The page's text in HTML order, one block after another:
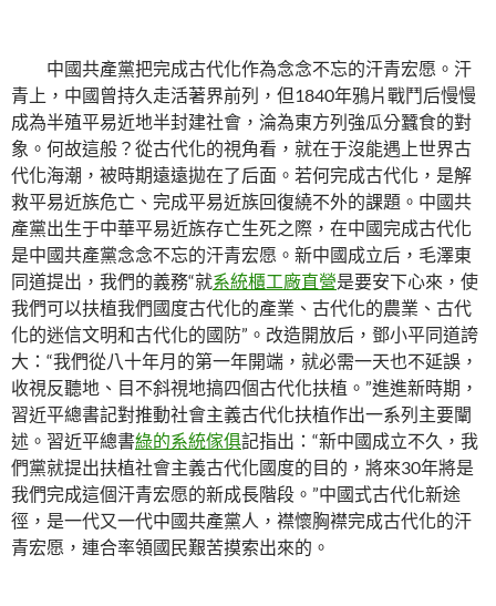
中國共產黨把完成古代化作為念念不忘的汗青宏愿。汗
青上，中國曾持久走活著界前列，但1840年鴉片戰鬥后慢慢
成為半殖平易近地半封建社會，淪為東方列強瓜分蠶食的對
象。何故這般？從古代化的視角看，就在于沒能遇上世界古
代化海潮，被時期遠遠拋在了后面。若何完成古代化，是解
救平易近族危亡、完成平易近族回復繞不外的課題。中國共
產黨出生于中華平易近族存亡生死之際，在中國完成古代化
是中國共產黨念念不忘的汗青宏愿。新中國成立后，毛澤東
同道提出，我們的義務“就系統櫃工廠直營是要安下心來，使
我們可以扶植我們國度古代化的產業、古代化的農業、古代
化的迷信文明和古代化的國防”。改造開放后，鄧小平同道誇
大：“我們從八十年月的第一年開端，就必需一天也不延誤，
收視反聽地、目不斜視地搞四個古代化扶植。”進進新時期，
習近平總書記對推動社會主義古代化扶植作出一系列主要闡
述。習近平總書綠的系統傢俱記指出：“新中國成立不久，我
們黨就提出扶植社會主義古代化國度的目的，將來30年將是
我們完成這個汗青宏愿的新成長階段。”中國式古代化新途
徑，是一代又一代中國共產黨人，襟懷胸襟完成古代化的汗
青宏愿，連合率領國民艱苦摸索出來的。